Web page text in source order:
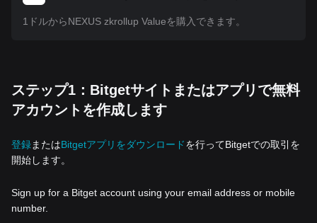
1ドルからNEXUS zkrollup Valueを購入できます。
ステップ1：Bitgetサイトまたはアプリで無料
アカウントを作成します
登録またはBitgetアプリをダウンロードを行ってBitgetでの取引を
開始します。
Sign up for a Bitget account using your email address or mobile
number.